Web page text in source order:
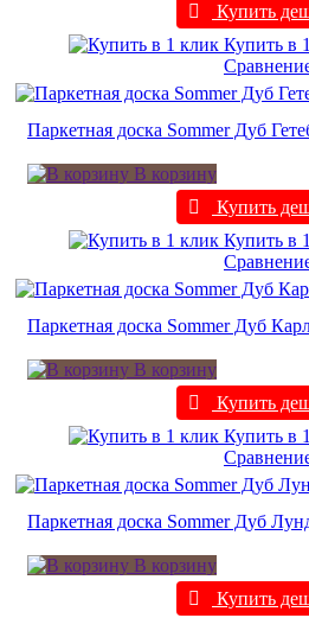
Купить
Купить в
Паркетная доска Sommer Дуб
В корзину
Купить
Купить в
Паркетная доска Sommer Дуб
В корзину
Купить
Купить в
Паркетная доска Sommer Дуб
В корзину
Купить